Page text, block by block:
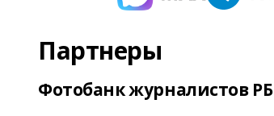
Партнеры
Фотобанк журналистов РБ